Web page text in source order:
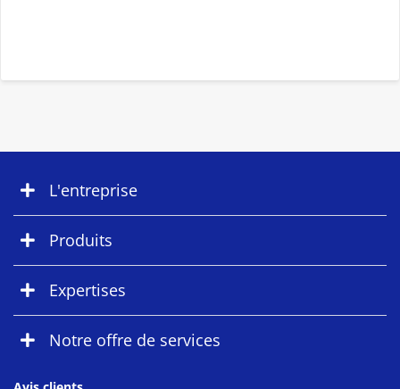
L'entreprise
Produits
Expertises
Notre offre de services